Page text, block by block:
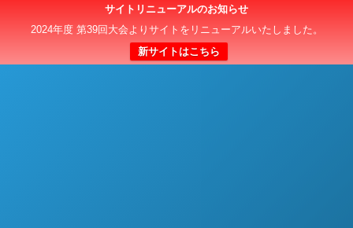
サイトリニューアルのお知らせ
2024年度 第39回大会よりサイトをリニューアルいたしました。
新サイトはこちら
日本クラブユースサッカー選手権（U-15）大会